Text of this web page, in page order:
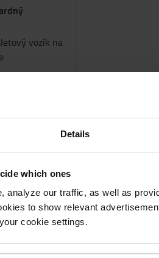
Details
which ones
analyze our traffic, as well as
to show relevant
cookie settings.
vozík na